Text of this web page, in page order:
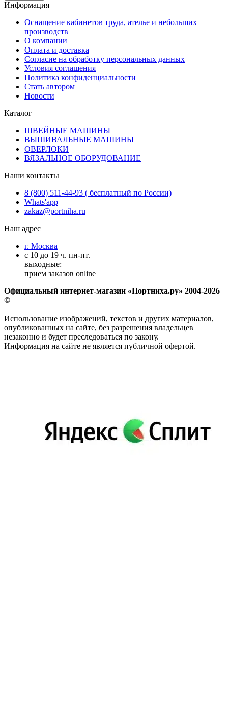
Информация
Оснащение кабинетов труда, ателье и небольших
производств
О компании
Оплата и доставка
Согласие на обработку персональных данных
Условия соглашения
Политика конфиденциальности
Стать автором
Новости
Каталог
ШВЕЙНЫЕ МАШИНЫ
ВЫШИВАЛЬНЫЕ МАШИНЫ
ОВЕРЛОКИ
ВЯЗАЛЬНОЕ ОБОРУДОВАНИЕ
Наши контакты
8 (800) 511-44-93 ( бесплатный по России)
Whats'app
zakaz@portniha.ru
Наш адрес
г. Москва
с 10 до 19 ч. пн-пт.
выходные:
прием заказов online
Официальный интернет-магазин «Портниха.ру» 2004-2026
©
Использование изображений, текстов и других материалов,
опубликованных на сайте, без разрешения владельцев
незаконно и будет преследоваться по закону.
Информация на сайте не является публичной офертой.